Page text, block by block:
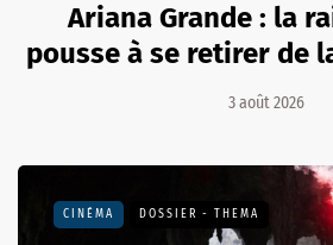
Ariana Grande : la
pousse à se retirer de
3 août 2026
CINÉMA DOSSIER - THEMA